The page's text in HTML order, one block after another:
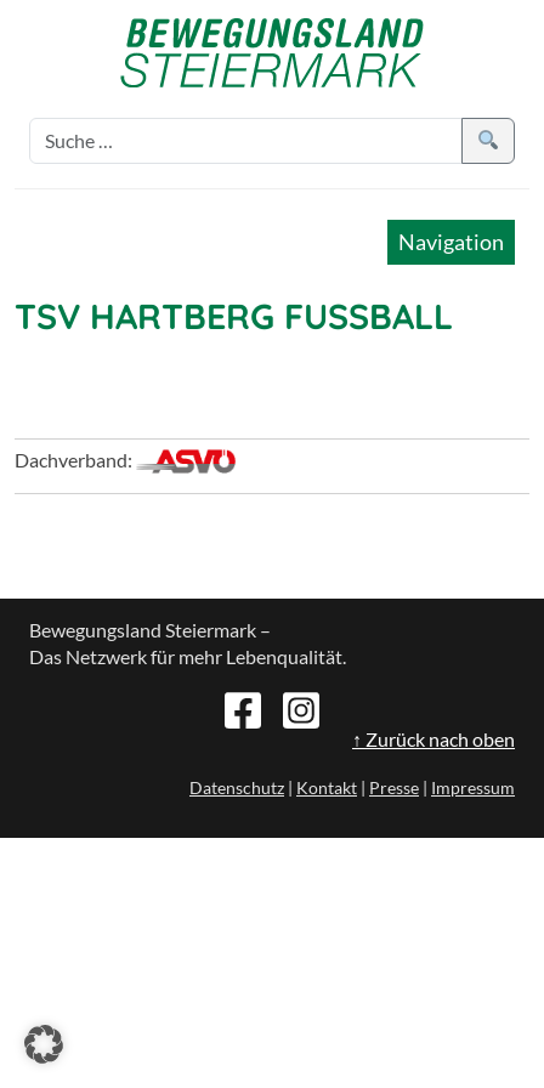
Navigation
TSV HARTBERG FUSSBALL
Dachverband:
Bewegungsland Steiermark –
Das Netzwerk für mehr Lebenqualität.
↑ Zurück nach oben
Datenschutz | Kontakt | Presse | Impressum